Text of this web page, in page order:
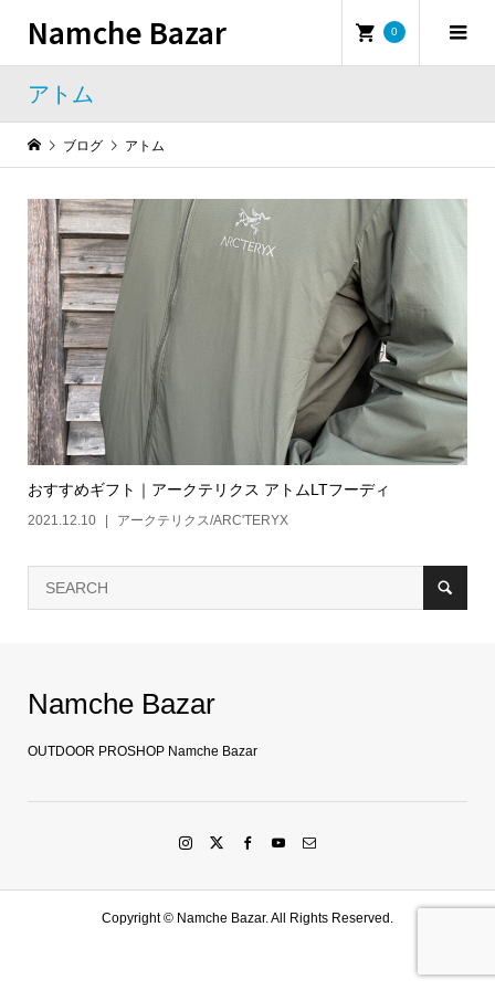
Namche Bazar 0
アトム
ブログ アトム
おすすめギフト｜アークテリクス アトムLTフーディ
2021.12.10 アークテリクス/ARC'TERYX
Namche Bazar
OUTDOOR PROSHOP Namche Bazar
Copyright © Namche Bazar. All Rights Reserved.
LINE友達登録